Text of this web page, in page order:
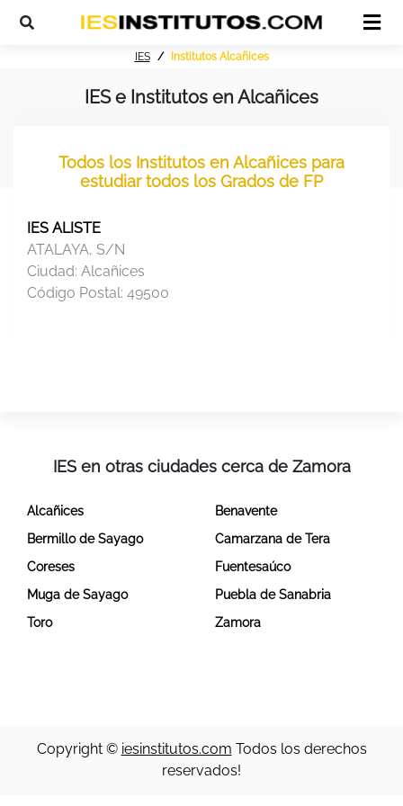
IES Institutos Alcañices
IES e Institutos en Alcañices
Todos los Institutos en Alcañices para
estudiar todos los Grados de FP
IES ALISTE
ATALAYA, S/N
Ciudad: Alcañices
Código Postal: 49500
IES en otras ciudades cerca de Zamora
Alcañices
Benavente
Bermillo de Sayago
Camarzana de Tera
Coreses
Fuentesaúco
Muga de Sayago
Puebla de Sanabria
Toro
Zamora
Copyright © iesinstitutos.com Todos los derechos
reservados!